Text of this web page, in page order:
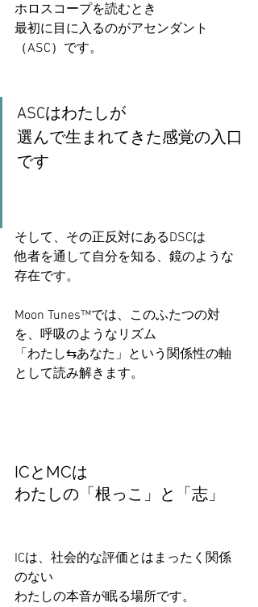
ホロスコープを読むとき
最初に目に入るのがアセンダント
（ASC）です。
ASCはわたしが
選んで生まれてきた感覚の入口
です
そして、その正反対にあるDSCは
他者を通して自分を知る、鏡のような
存在です。
Moon Tunes™では、このふたつの対
を、呼吸のようなリズム
「わたし⇆あなた」という関係性の軸
として読み解きます。
ICとMCは
わたしの「根っこ」と「志」
ICは、社会的な評価とはまったく関係
のない
わたしの本音が眠る場所です。